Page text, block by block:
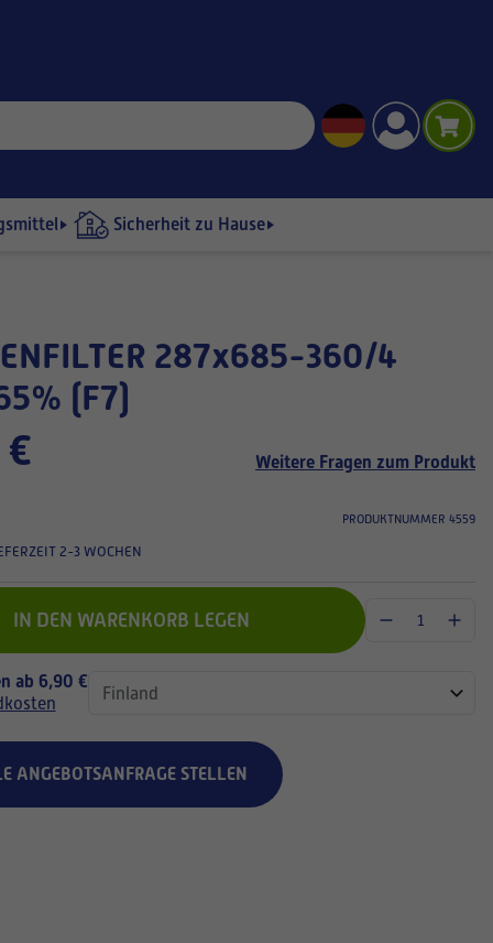
Sicherheit zu Hause
(F7)
Weitere Fragen zum Produkt
PRODUKTNUMMER 4559
2-3 WOCHEN
IN DEN WARENKORB LEGEN
ab 6,90 €
ANGEBOTSANFRAGE STELLEN